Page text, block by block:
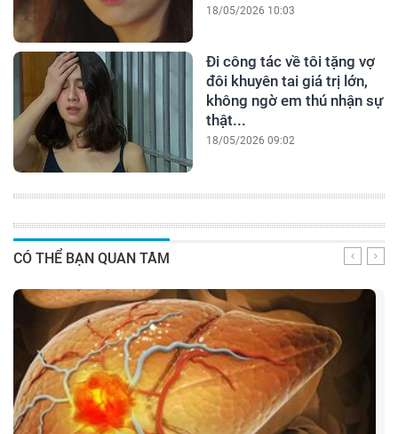
18/05/2026 10:03
Đi công tác về tôi tặng vợ
đôi khuyên tai giá trị lớn,
không ngờ em thú nhận sự
thật...
18/05/2026 09:02
CÓ THỂ BẠN QUAN TÂM